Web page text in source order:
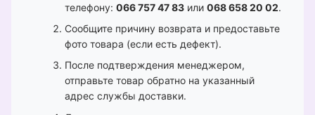
телефону: 066 757 47 83 или 068 658 20 02.
Сообщите причину возврата и предоставьте
фото товара (если есть дефект).
После подтверждения менеджером,
отправьте товар обратно на указанный
адрес службы доставки.